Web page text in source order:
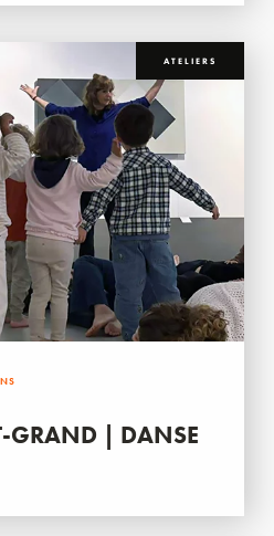
ATELIERS
GRAND | DANSE